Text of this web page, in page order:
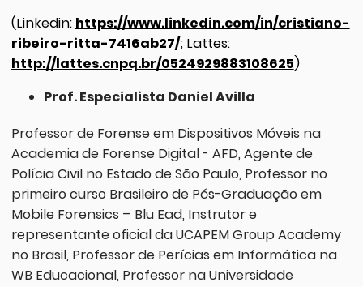
(Linkedin: https://www.linkedin.com/in/cristiano-
ribeiro-ritta-7416ab27/; Lattes:
http://lattes.cnpq.br/0524929883108625)
Prof. Especialista Daniel Avilla
Professor de Forense em Dispositivos Móveis na
Academia de Forense Digital - AFD, Agente de
Polícia Civil no Estado de São Paulo, Professor no
primeiro curso Brasileiro de Pós-Graduação em
Mobile Forensics – Blu Ead, Instrutor e
representante oficial da UCAPEM Group Academy
no Brasil, Professor de Perícias em Informática na
WB Educacional, Professor na Universidade